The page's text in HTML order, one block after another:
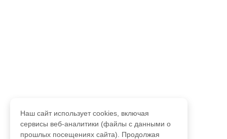
Наш сайт использует cookies, включая
сервисы веб-аналитики (файлы с данными о
прошлых посещениях сайта). Продолжая